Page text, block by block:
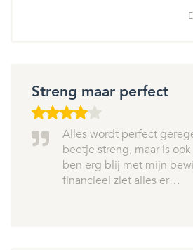
Streng maar perfect
Alles wordt perfect
beetje streng, maar is
ben erg blij met mijn
financieel ziet alles er…